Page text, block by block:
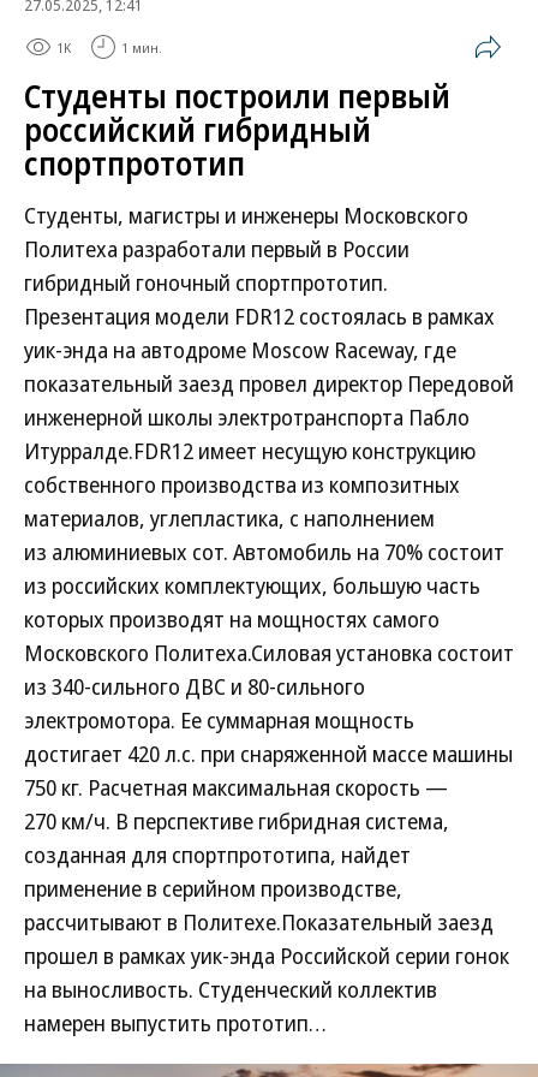
27.05.2025, 12:41
1K 1 мин.
Студенты построили первый
российский гибридный
спортпрототип
Студенты, магистры и инженеры Московского
Политеха разработали первый в России
гибридный гоночный спортпрототип.
Презентация модели FDR12 состоялась в рамках
уик-энда на автодроме Moscow Raceway, где
показательный заезд провел директор Передовой
инженерной школы электротранспорта Пабло
Итурралде.FDR12 имеет несущую конструкцию
собственного производства из композитных
материалов, углепластика, с наполнением
из алюминиевых сот. Автомобиль на 70% состоит
из российских комплектующих, большую часть
которых производят на мощностях самого
Московского Политеха.Силовая установка состоит
из 340-сильного ДВС и 80-сильного
электромотора. Ее суммарная мощность
достигает 420 л.с. при снаряженной массе машины
750 кг. Расчетная максимальная скорость —
270 км/ч. В перспективе гибридная система,
созданная для спортпрототипа, найдет
применение в серийном производстве,
рассчитывают в Политехе.Показательный заезд
прошел в рамках уик-энда Российской серии гонок
на выносливость. Студенческий коллектив
намерен выпустить прототип…